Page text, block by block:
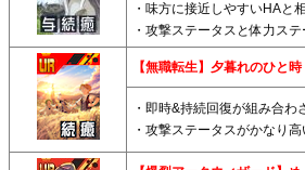
・味方に接近しやすいHAと
・攻撃ステータスと体力ス
【無職転生】夕暮れのひと時
・即時&持続回復が組み合
・攻撃ステータスがかなり高